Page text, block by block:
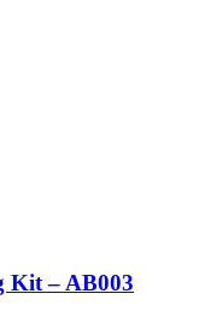
Kit – AB003